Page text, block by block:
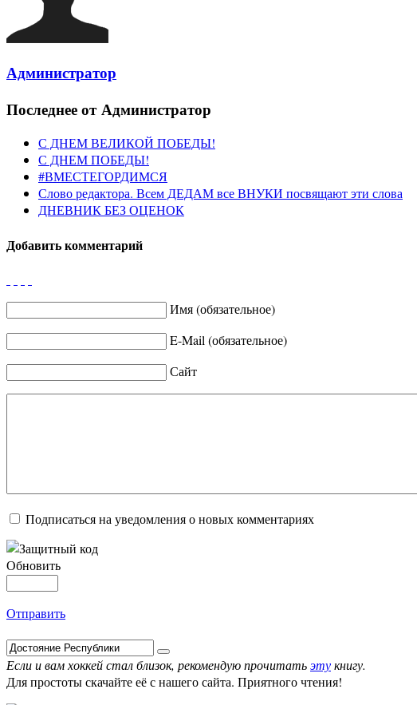
Администратор
Последнее от Администратор
С ДНЕМ ВЕЛИКОЙ ПОБЕДЫ!
С ДНЕМ ПОБЕДЫ!
#ВМЕСТЕГОРДИМСЯ
Слово редактора. Всем ДЕДАМ все ВНУКИ посвящают эти слова
ДНЕВНИК БЕЗ ОЦЕНОК
Добавить комментарий
Имя (обязательное)
E-Mail (обязательное)
Сайт
Подписаться на уведомления о новых комментариях
Обновить
Отправить
Если и вам хоккей стал близок, рекомендую прочитатьэтукнигу.
Для простоты скачайте её с нашего сайта. Приятного чтения!